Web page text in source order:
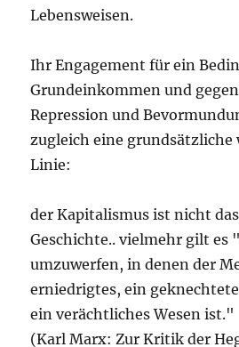
Lebensweisen.
Ihr Engagement für ein
Grundeinkommen und
Repression und
zugleich eine grundsätzliche
Linie:
der Kapitalismus ist nicht
Geschichte.. vielmehr gilt es
umzuwerfen, in denen der
erniedrigtes, ein
ein verächtliches Wesen ist."
(Karl Marx: Zur Kritik der